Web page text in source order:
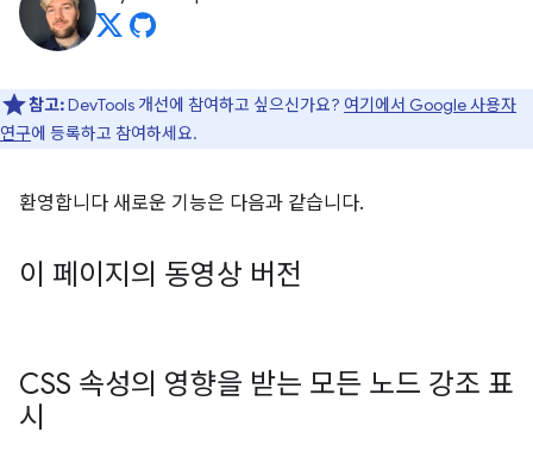
참고:DevTools 개선에 참여하고 싶으신가요? 여기에서 Google 사용자
연구에 등록하고 참여하세요.
환영합니다 새로운 기능은 다음과 같습니다.
이 페이지의 동영상 버전
CSS 속성의 영향을 받는 모든 노드 강조 표
시